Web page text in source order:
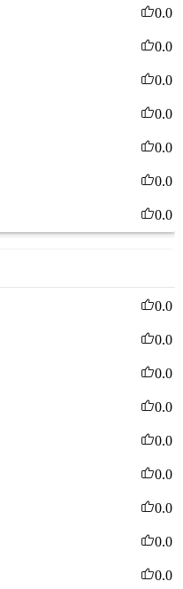
0.0
0.0
0.0
0.0
0.0
0.0
0.0
0.0
0.0
0.0
0.0
0.0
0.0
0.0
0.0
0.0